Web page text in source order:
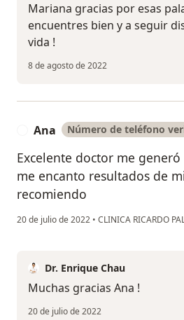
Mariana gracias por esas
encuentres bien y a seguir
vida !
8 de agosto de 2022
Ana Número de teléfono
Excelente doctor me
me encanto resultados de
recomiendo
20 de julio de 2022 • CLINICA RICARDO
Dr. Enrique Chau
Muchas gracias Ana !
20 de julio de 2022